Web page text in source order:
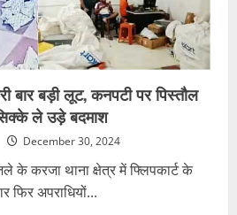
बार बड़ी लूट, कनपटी पर पिस्तौल
ले उड़े बदमाश
December 30, 2024
के करजा थाना क्षेत्र में फ्लिपकार्ट के
अपराधियों...